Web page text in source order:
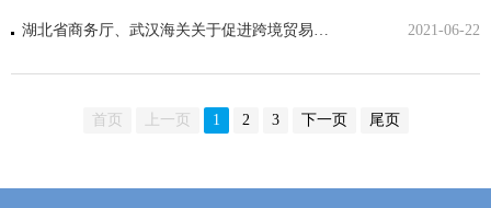
湖北省商务厅、武汉海关关于促进跨境贸易便利化若干措施的公告 2021-06-22
首页 上一页 1 2 3 下一页 尾页